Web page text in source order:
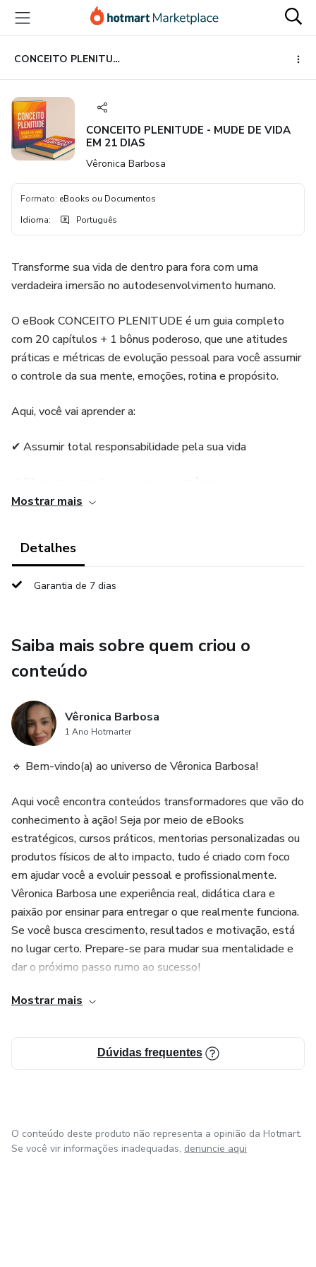
para
conteúdo
principal
para
pagamento
para
rodapé
CONCEITO PLENITUDE - MUDE DE VIDA EM 21 DIAS
CONCEITO PLENITUDE - MUDE DE VIDA
EM 21 DIAS
Vêronica Barbosa
Formato: eBooks ou Documentos
Idioma: Português
Transforme sua vida de dentro para fora com uma
verdadeira imersão no autodesenvolvimento humano.
O eBook CONCEITO PLENITUDE é um guia completo
com 20 capítulos + 1 bônus poderoso, que une atitudes
práticas e métricas de evolução pessoal para você assumir
o controle da sua mente, emoções, rotina e propósito.
Aqui, você vai aprender a:
✔ Assumir total responsabilidade pela sua vida
✔ Alinhar corpo, mente e espírito com ações práticas
✔ Treinar sua disciplina emocional e viver com clareza
✔ Cultivar gratidão e atrair abundância real
é uma IMERSÃO prática, com exercícios, reflexões e
estratégias aplicáveis desde o primeiro capítulo.
Ideal para quem sente que está vivendo no piloto
sentido e equilíbrio.
Se você quer prosperar em todos os aspectos da vida —
físico, emocional, espiritual e profissional — essa leitura é
o seu ponto de virada.
✅ Linguagem acessível
✅ Conteúdo profundo e transformador
Invista em você. Comece agora a viver em estado de
plenitude!
Mostrar mais
Detalhes
Garantia de 7 dias
Saiba mais sobre quem criou o
conteúdo
Vêronica Barbosa
1 Ano Hotmarter
🔹 Bem-vindo(a) ao universo de Vêronica Barbosa!
Aqui você encontra conteúdos transformadores que vão do
conhecimento à ação! Seja por meio de eBooks
estratégicos, cursos práticos, mentorias personalizadas ou
produtos físicos de alto impacto, tudo é criado com foco
em ajudar você a evoluir pessoal e profissionalmente.
Vêronica Barbosa une experiência real, didática clara e
paixão por ensinar para entregar o que realmente funciona.
Se você busca crescimento, resultados e motivação, está
no lugar certo. Prepare-se para mudar sua mentalidade e
dar o próximo passo rumo ao sucesso!
Mostrar mais
Dúvidas frequentes
O conteúdo deste produto não representa a opinião da Hotmart.
Se você vir informações inadequadas, denuncie aqui